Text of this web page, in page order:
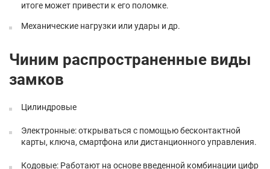
итоге может привести к его поломке.
Механические нагрузки или удары и др.
Чиним распространенные виды
замков
Цилиндровые
Электронные: открываться с помощью бесконтактной
карты, ключа, смартфона или дистанционного управления.
Кодовые: Работают на основе введенной комбинации цифр